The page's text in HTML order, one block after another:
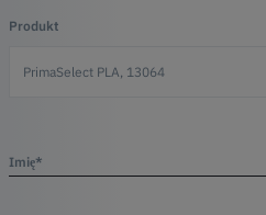
Produkt
Imię*